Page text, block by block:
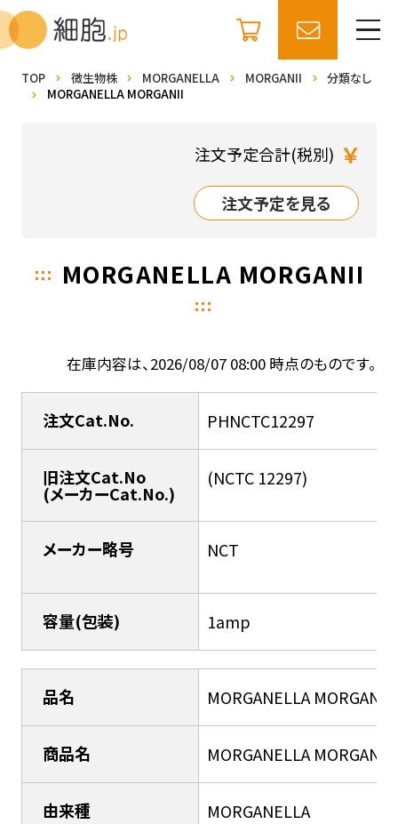
TOP 微生物株 MORGANELLA MORGANII
分類なし
MORGANELLA MORGANII
注文予定合計(税別) ￥
注文予定を見る
MORGANELLA MORGANII
在庫内容は、2026/08/07 08:00 時点のものです。
注文Cat.No. PHNCTC12297
旧注文Cat.No
(メーカーCat.No.)
(NCTC 12297)
メーカー略号 NCT
容量(包装) 1amp
品名 MORGANELLA MORGANII
商品名 MORGANELLA MORGANII
由来種 MORGANELLA